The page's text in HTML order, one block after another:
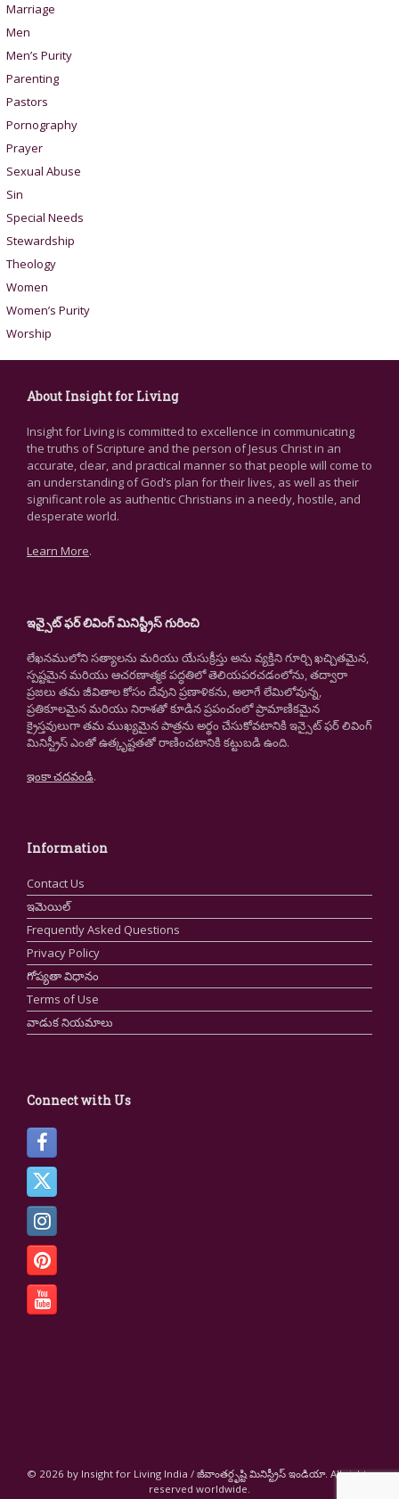
Marriage
Men
Men’s Purity
Parenting
Pastors
Pornography
Prayer
Sexual Abuse
Sin
Special Needs
Stewardship
Theology
Women
Women’s Purity
Worship
About Insight for Living
Insight for Living is committed to excellence in communicating
the truths of Scripture and the person of Jesus Christ in an
accurate, clear, and practical manner so that people will come to
an understanding of God’s plan for their lives, as well as their
significant role as authentic Christians in a needy, hostile, and
desperate world.
Learn More.
ఇన్సైట్ ఫర్ లివింగ్ మినిస్ట్రీస్ గురించి
లేఖనములోని సత్యాలను మరియు యేసుక్రీస్తు అను వ్యక్తిని గూర్చి ఖచ్చితమైన,
స్పష్టమైన మరియు ఆచరణాత్మక పద్ధతిలో తెలియపరచడంలోను, తద్వారా
ప్రజలు తమ జీవితాల కోసం దేవుని ప్రణాళికను, అలాగే లేమిలోవున్న,
ప్రతికూలమైన మరియు నిరాశతో కూడిన ప్రపంచంలో ప్రామాణికమైన
క్రైస్తవులుగా తమ ముఖ్యమైన పాత్రను అర్థం చేసుకోవటానికి ఇన్సైట్ ఫర్ లివింగ్
మినిస్ట్రీస్ ఎంతో ఉత్కృష్టతతో రాణించటానికి కట్టుబడి ఉంది.
ఇంకా చదవండి.
Information
Contact Us
ఇమెయిల్
Frequently Asked Questions
Privacy Policy
గోప్యతా విధానం
Terms of Use
వాడుక నియమాలు
Connect with Us
© 2026 by Insight for Living India / జీవాంతర్దృష్టి మినిస్ట్రీస్ ఇండియా. All rights
reserved worldwide.